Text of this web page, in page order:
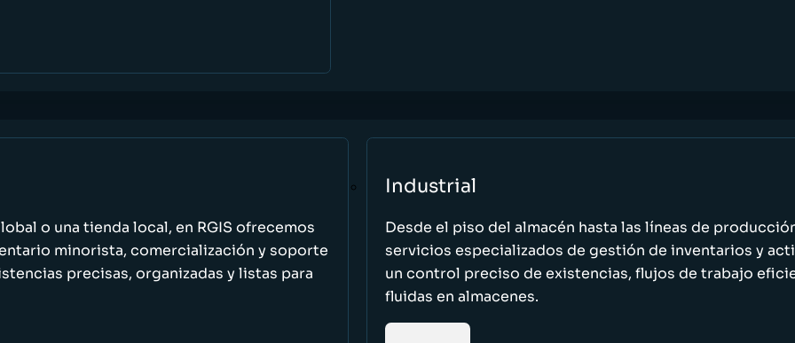
o una tienda local, en RGIS ofrecemos
minorista, comercialización y soporte
precisas, organizadas y listas para
Industrial
Desde el piso del almacén hasta las líneas de
servicios especializados de gestión de inventarios y
un control preciso de existencias, flujos de trabajo
fluidas en almacenes.